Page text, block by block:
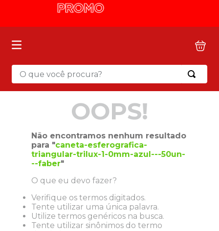
O que você procura?
OOPS!
Não encontramos nenhum resultado
para "caneta-esferografica-
triangular-trilux-1-0mm-azul---50un-
--faber"
O que eu devo fazer?
Verifique os termos digitados.
Tente utilizar uma única palavra.
Utilize termos genéricos na busca.
Tente utilizar sinônimos do termo